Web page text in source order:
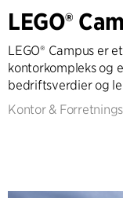
Architecture &
Landscape &
Healthcare
Product Design
Client Consultancy
Workplace Design
2025-2026
LEGO®
LEGO® Campus er
kontorkompleks og
bedriftsverdier og
Kontor &